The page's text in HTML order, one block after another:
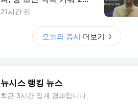
대 하락
21시간 전
오늘의 증시 더보기
뉴시스 랭킹 뉴스
최근 3시간 집계 결과입니다.